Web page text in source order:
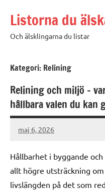
innehåll
Listorna du
Och älsklingarna du listar
Kategori: Relining
Relining och miljö –
hållbara valen du kan
maj 6, 2026
admin
Hållbarhet i byggande
allt högre utsträckning
livslängden på det som